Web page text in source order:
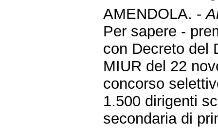
AMENDOLA. -
Per sapere -
con Decreto del
MIUR del 22
concorso
1.500 dirigenti
secondaria di